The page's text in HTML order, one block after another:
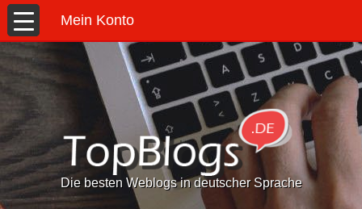
Mein Konto
Die besten Weblogs in deutscher Sprache